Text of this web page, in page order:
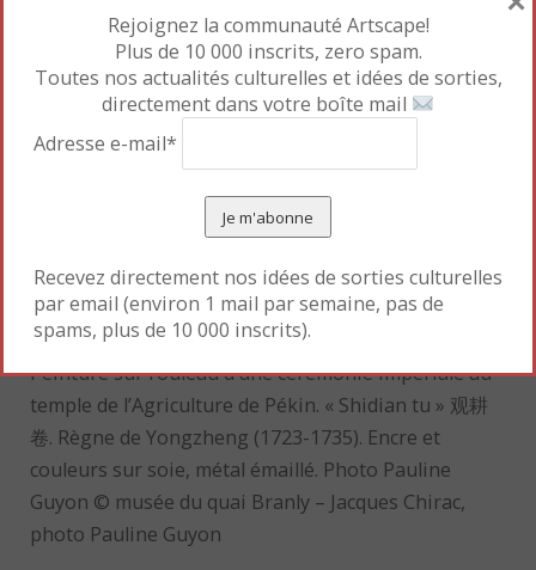
Peinture sur rouleau d’une cérémonie impériale au
temple de l’Agriculture de Pékin. « Shidian tu » 观耕
卷. Règne de Yongzheng (1723-1735). Encre et
couleurs sur soie, métal émaillé. Photo Pauline
Guyon © musée du quai Branly – Jacques Chirac,
photo Pauline Guyon
Rejoignez la communauté Artscape!
Plus de 10 000 inscrits, zero spam.
Toutes nos actualités culturelles et idées de sorties,
directement dans votre boîte mail
Adresse e-mail*
Recevez directement nos idées de sorties culturelles
par email (environ 1 mail par semaine, pas de
spams, plus de 10 000 inscrits).